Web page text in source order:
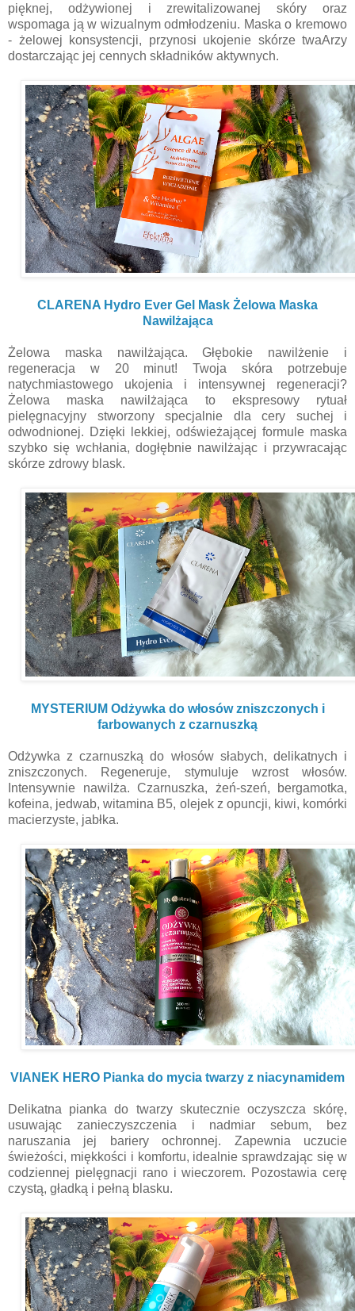
pięknej, odżywionej i zrewitalizowanej skóry oraz
wspomaga ją w wizualnym odmłodzeniu. Maska o kremowo
- żelowej konsystencji, przynosi ukojenie skórze twaArzy
dostarczając jej cennych składników aktywnych.
CLARENA Hydro Ever Gel Mask Żelowa Maska
Nawilżająca
Żelowa maska nawilżająca. Głębokie nawilżenie i
regeneracja w 20 minut! Twoja skóra potrzebuje
natychmiastowego ukojenia i intensywnej regeneracji?
Żelowa maska nawilżająca to ekspresowy rytuał
pielęgnacyjny stworzony specjalnie dla cery suchej i
odwodnionej. Dzięki lekkiej, odświeżającej formule maska
szybko się wchłania, dogłębnie nawilżając i przywracając
skórze zdrowy blask.
MYSTERIUM Odżywka do włosów zniszczonych i
farbowanych z czarnuszką
Odżywka z czarnuszką do włosów słabych, delikatnych i
zniszczonych. Regeneruje, stymuluje wzrost włosów.
Intensywnie nawilża. Czarnuszka, żeń-szeń, bergamotka,
kofeina, jedwab, witamina B5, olejek z opuncji, kiwi, komórki
macierzyste, jabłka.
VIANEK HERO Pianka do mycia twarzy z niacynamidem
Delikatna pianka do twarzy skutecznie oczyszcza skórę,
usuwając zanieczyszczenia i nadmiar sebum, bez
naruszania jej bariery ochronnej. Zapewnia uczucie
świeżości, miękkości i komfortu, idealnie sprawdzając się w
codziennej pielęgnacji rano i wieczorem. Pozostawia cerę
czystą, gładką i pełną blasku.